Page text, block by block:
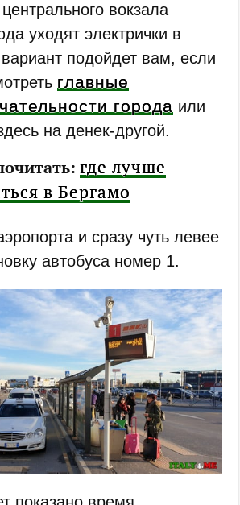
вокзала
уходят электрички в
подойдет вам, если
главные
города или
на денек-другой.
где лучше
в Бергамо
и сразу чуть левее
автобуса номер 1.